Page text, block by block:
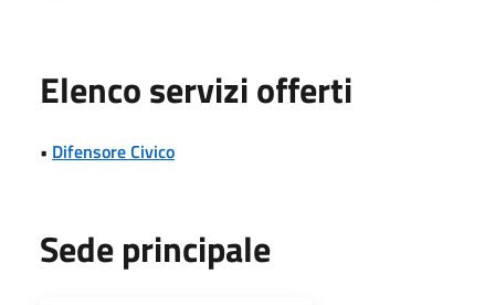
Elenco servizi offerti
• Difensore Civico
Sede principale